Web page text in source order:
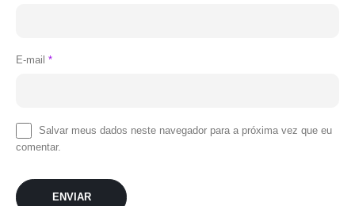
E-mail *
Salvar meus dados neste navegador para a próxima vez que eu
comentar.